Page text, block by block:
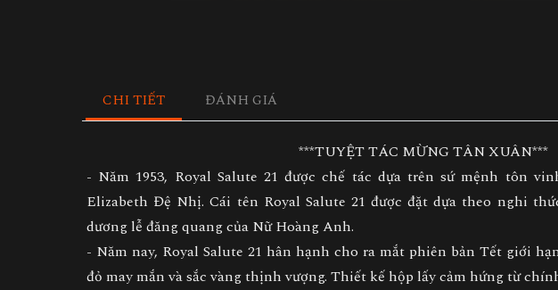
CHI TIẾT ĐÁNH GIÁ
***TUYỆT TÁC MỪNG TÂN XUÂN***
- Năm 1953, Royal Salute 21 được chế tác dựa trên sứ mệnh tôn
Elizabeth Đệ Nhị. Cái tên Royal Salute 21 được đặt dựa theo nghi
dương lễ đăng quang của Nữ Hoàng Anh.
- Năm nay, Royal Salute 21 hân hạnh cho ra mắt phiên bản Tết giới
đỏ may mắn và sắc vàng thịnh vượng. Thiết kế hộp lấy cảm hứng từ